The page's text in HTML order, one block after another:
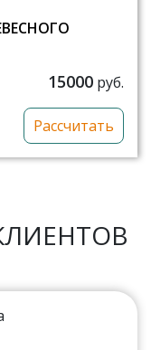
15000 руб.
Рассчитать